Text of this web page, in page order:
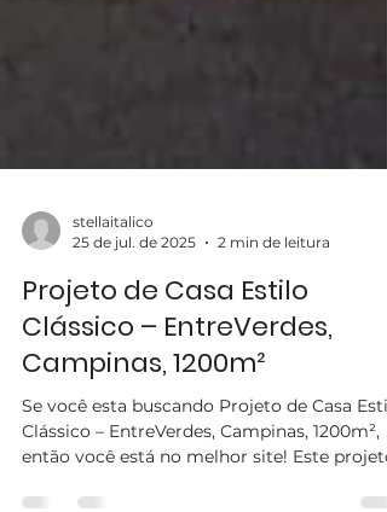
25 de jul. de 2025
2 min de leitura
Projeto de Casa Estilo
Clássico – EntreVerdes,
Campinas, 1200m²
Se você esta buscando Projeto de Casa
Clássico – EntreVerdes, Campinas, 1200m²,
então você está no melhor site! Este projeto